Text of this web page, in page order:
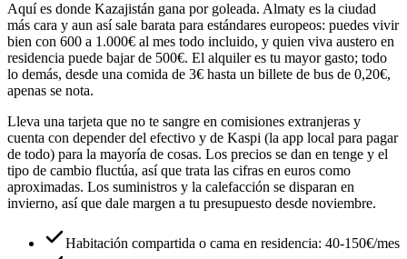
Aquí es donde Kazajistán gana por goleada. Almaty es la ciudad
más cara y aun así sale barata para estándares europeos: puedes vivir
bien con 600 a 1.000€ al mes todo incluido, y quien viva austero en
residencia puede bajar de 500€. El alquiler es tu mayor gasto; todo
lo demás, desde una comida de 3€ hasta un billete de bus de 0,20€,
apenas se nota.
Lleva una tarjeta que no te sangre en comisiones extranjeras y
cuenta con depender del efectivo y de Kaspi (la app local para pagar
de todo) para la mayoría de cosas. Los precios se dan en tenge y el
tipo de cambio fluctúa, así que trata las cifras en euros como
aproximadas. Los suministros y la calefacción se disparan en
invierno, así que dale margen a tu presupuesto desde noviembre.
Habitación compartida o cama en residencia: 40-150€/mes